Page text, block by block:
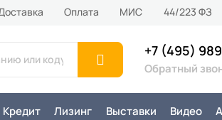
Оплата MИС 44/223 ФЗ
+7 (495)
Обратный
Кредит Лизинг Выставки Видео